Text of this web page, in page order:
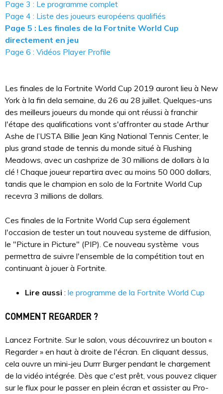
Page 3 : Le programme complet
Page 4 : Liste des joueurs européens qualifiés
Page 5 : Les finales de la Fortnite World Cup
directement en jeu
Page 6 : Vidéos Player Profile
Les finales de la Fortnite World Cup 2019 auront lieu à New
York à la fin dela semaine, du 26 au 28 juillet. Quelques-uns
des meilleurs joueurs du monde qui ont réussi à franchir
l'étape des qualifications vont s'affronter au stade Arthur
Ashe de l’USTA Billie Jean King National Tennis Center, le
plus grand stade de tennis du monde situé à Flushing
Meadows, avec un cashprize de 30 millions de dollars à la
clé ! Chaque joueur repartira avec au moins 50 000 dollars,
tandis que le champion en solo de la Fortnite World Cup
recevra 3 millions de dollars.
Ces finales de la Fortnite World Cup sera également
l'occasion de tester un tout nouveau systeme de diffusion,
le "Picture in Picture" (PIP). Ce nouveau système vous
permettra de suivre l'ensemble de la compétition tout en
continuant à jouer à Fortnite.
Lire aussi : le programme de la Fortnite World Cup
COMMENT REGARDER ?
Lancez Fortnite. Sur le salon, vous découvrirez un bouton «
Regarder » en haut à droite de l'écran. En cliquant dessus,
cela ouvre un mini-jeu Durrr Burger pendant le chargement
de la vidéo intégrée. Dès que c'est prêt, vous pouvez cliquer
sur le flux pour le passer en plein écran et assister au Pro-